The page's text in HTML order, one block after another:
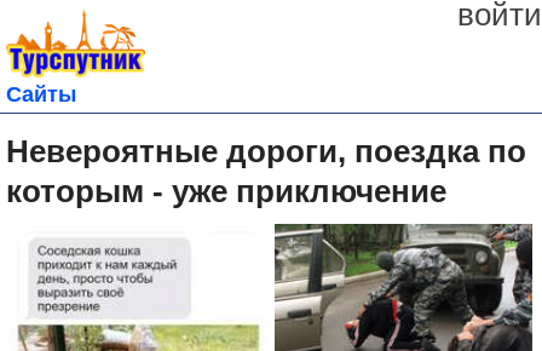
войти
Сайты
Невероятные дороги, поездка по
которым - уже приключение